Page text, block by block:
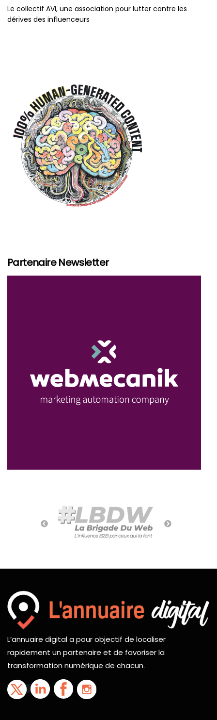
Le collectif AVI, une association pour lutter contre les
dérives des influenceurs
Partenaire Newsletter
L’annuaire digital a pour objectif de localiser
rapidement un partenaire et de favoriser la
transformation numérique de chacun.